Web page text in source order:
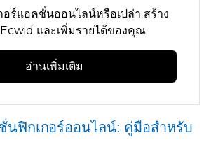
ร์แอคชั่นออนไลน์หรือเปล่า สร้าง
และเพิ่มรายได้ของคุณ
อ่านเพิ่มเติม
นฟิกเกอร์ออนไลน์: คู่มือสำหรับ